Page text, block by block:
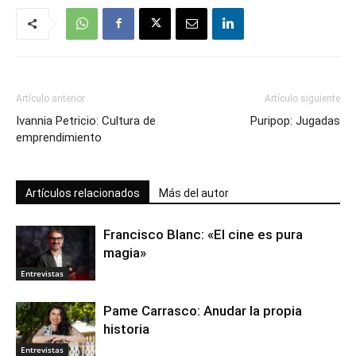
Artículo anterior
Ivannia Petricio: Cultura de
emprendimiento
Artículo siguiente
Puripop: Jugadas
Artículos relacionados Más del autor
Entrevistas
Francisco Blanc: «El cine es pura
magia»
Entrevistas
Pame Carrasco: Anudar la propia
historia